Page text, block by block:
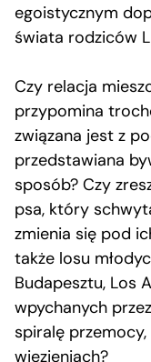
egoistycznym
świata rodziców
Czy relacja
przypomina
związana jest z
przedstawiana
sposób? Czy
psa, który
zmienia się pod
także losu
Budapesztu, Los
wpychanych
spiralę
więzieniach?